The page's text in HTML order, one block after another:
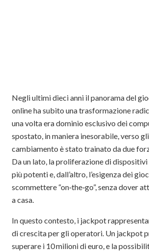
Negli ultimi dieci anni il panorama del
online ha subito una trasformazione
una volta era dominio esclusivo dei
spostato, in maniera inesorabile, verso
cambiamento è stato trainato da due
Da un lato, la proliferazione di
più potenti e, dall’altro, l’esigenza dei
scommettere “on‑the‑go”, senza dover
a casa.
In questo contesto, i jackpot
di crescita per gli operatori. Un jackpot
superare i 10 milioni di euro, e la